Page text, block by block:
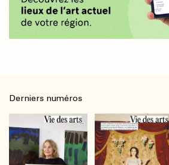
Derniers numéros